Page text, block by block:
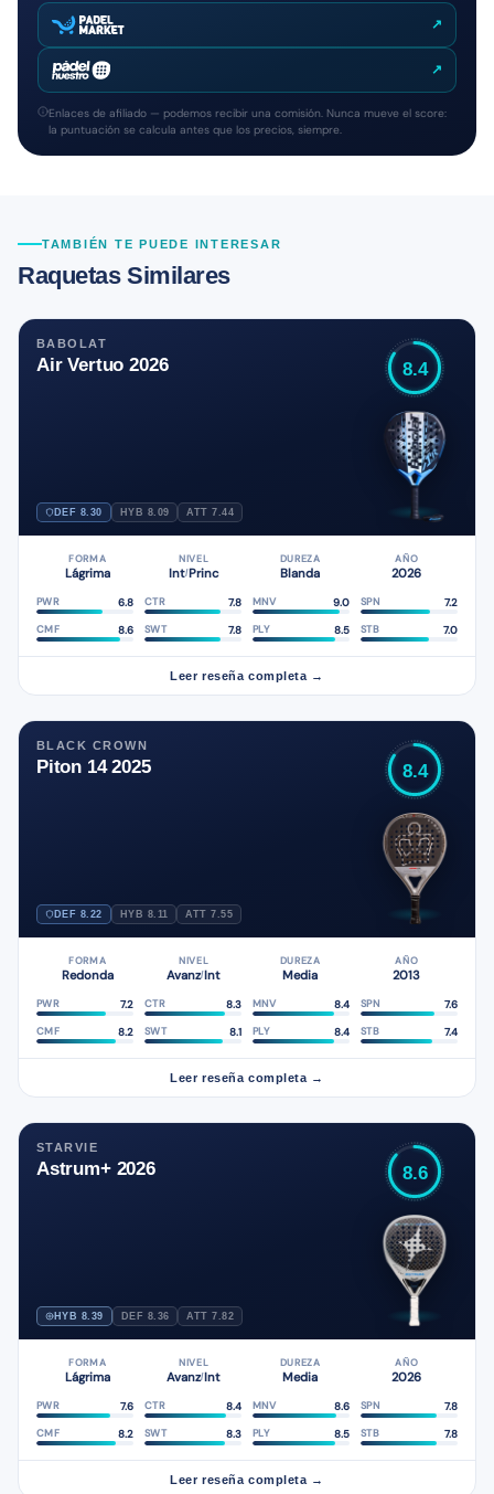
↗
↗
Enlaces de afiliado — podemos recibir una comisión. Nunca mueve el score:
la puntuación se calcula antes que los precios, siempre.
TAMBIÉN TE PUEDE INTERESAR
Raquetas Similares
BABOLAT
Air Vertuo 2026
DEF 8.30 HYB 8.09 ATT 7.44
8.4
FORMA
Lágrima
NIVEL
Int/Princ
DUREZA
Blanda
AÑO
2026
PWR 6.8 CTR 7.8 MNV 9.0 SPN 7.2
CMF 8.6 SWT 7.8 PLY 8.5 STB 7.0
Leer reseña completa →
BLACK CROWN
Piton 14 2025
DEF 8.22 HYB 8.11 ATT 7.55
8.4
FORMA
Redonda
NIVEL
Avanz/Int
DUREZA
Media
AÑO
2013
PWR 7.2 CTR 8.3 MNV 8.4 SPN 7.6
CMF 8.2 SWT 8.1 PLY 8.4 STB 7.4
Leer reseña completa →
STARVIE
Astrum+ 2026
HYB 8.39 DEF 8.36 ATT 7.82
8.6
FORMA
Lágrima
NIVEL
Avanz/Int
DUREZA
Media
AÑO
2026
PWR 7.6 CTR 8.4 MNV 8.6 SPN 7.8
CMF 8.2 SWT 8.3 PLY 8.5 STB 7.8
Leer reseña completa →